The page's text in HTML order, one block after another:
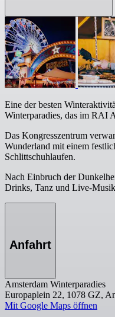
Eine der besten
Winterparadies, das im RAI
Das Kongresszentrum
Wunderland mit einem
Schlittschuhlaufen.
Nach Einbruch der
Drinks, Tanz und Live-
Anfahrt
Amsterdam Winterparadies
Europaplein 22, 1078 GZ,
Mit Google Maps öffnen